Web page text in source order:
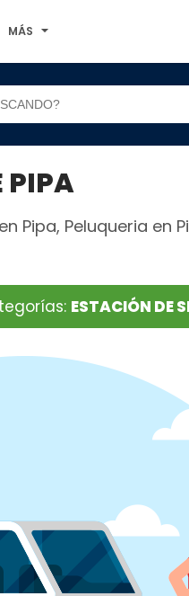
MÁS
PIPA
Pipa, Peluqueria
ESTACIÓN DE